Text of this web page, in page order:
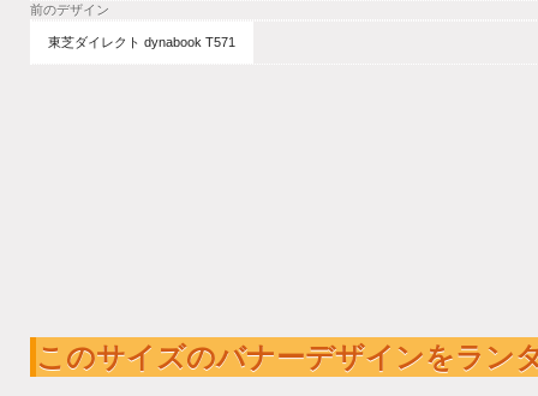
前のデザイン
東芝ダイレクト dynabook T571
このサイズのバナーデザインをラン